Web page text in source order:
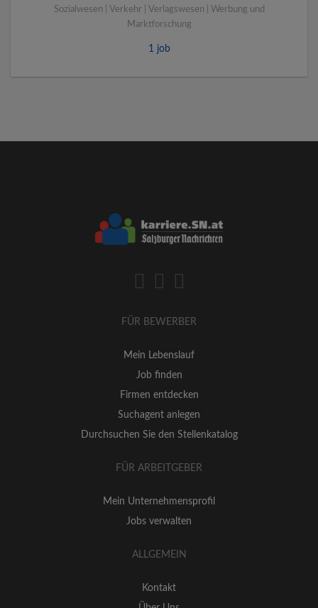
Sozialwesen | Verkehr | Verlagswesen | Werbung und
Marktforschung
1 job
FÜR BEWERBER
Mein Lebenslauf
Job finden
Firmen entdecken
Suchagent anlegen
Durchsuchen Sie den Stellenkatalog
FÜR ARBEITGEBER
Mein Unternehmensprofil
Jobs verwalten
ALLGEMEIN
Kontakt